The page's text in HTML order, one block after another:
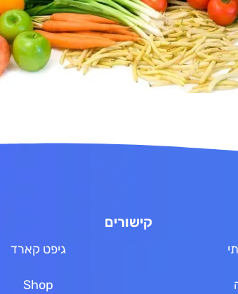
קישורים
גיפט קארד
Shop